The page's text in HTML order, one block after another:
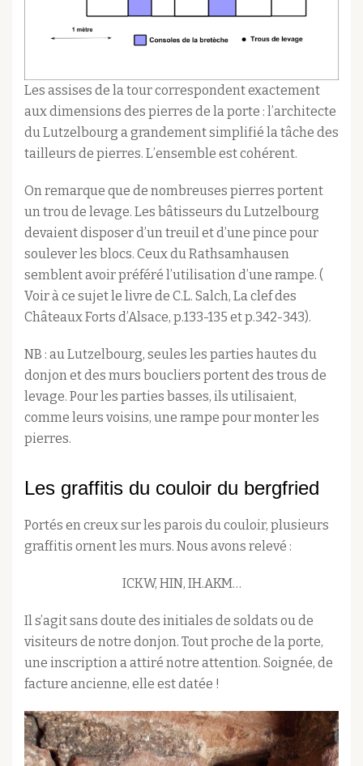
Les assises de la tour correspondent exactement
aux dimensions des pierres de la porte : l’architecte
du Lutzelbourg a grandement simplifié la tâche des
tailleurs de pierres. L’ensemble est cohérent.
On remarque que de nombreuses pierres portent
un trou de levage. Les bâtisseurs du Lutzelbourg
devaient disposer d’un treuil et d’une pince pour
soulever les blocs. Ceux du Rathsamhausen
semblent avoir préféré l’utilisation d’une rampe. (
Voir à ce sujet le livre de C.L. Salch, La clef des
Châteaux Forts d’Alsace, p.133-135 et p.342-343).
NB : au Lutzelbourg, seules les parties hautes du
donjon et des murs boucliers portent des trous de
levage. Pour les parties basses, ils utilisaient,
comme leurs voisins, une rampe pour monter les
pierres.
Les graffitis du couloir du bergfried
Portés en creux sur les parois du couloir, plusieurs
graffitis ornent les murs. Nous avons relevé :
ICKW, HIN, IH.AKM…
Il s’agit sans doute des initiales de soldats ou de
visiteurs de notre donjon. Tout proche de la porte,
une inscription a attiré notre attention. Soignée, de
facture ancienne, elle est datée !